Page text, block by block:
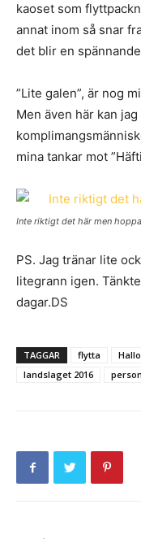
kaoset som
annat inom så snar
det blir en
”Lite galen”, är nog
Men även här kan
mina tankar mot
Inte riktigt det här men
PS. Jag tränar lite
litegrann igen.
dagar.DS
TAGGAR flytta
landslaget 2016